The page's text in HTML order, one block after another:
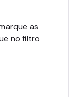
as
no filtro